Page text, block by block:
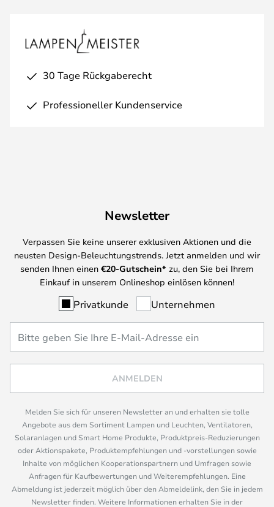
30 Tage Rückgaberecht
Professioneller Kundenservice
Newsletter
Verpassen Sie keine unserer exklusiven Aktionen und die
neusten Design-Beleuchtungstrends. Jetzt anmelden und wir
senden Ihnen einen €20-Gutschein* zu, den Sie bei Ihrem
Einkauf in unserem Onlineshop einlösen können!
Privatkunde Unternehmen
ANMELDEN
Melden Sie sich für unseren Newsletter an und erhalten sie tolle
Angebote aus dem Sortiment Lampen und Leuchten, Ventilatoren,
Solaranlagen und Smart Home Produkte, Produktpreis-Reduzierungen
oder Aktionspakete, Produktempfehlungen und -vorstellungen sowie
Inhalte von möglichen Kooperationspartnern und Umfragen sowie
Anfragen für Kaufbewertungen und Weiterempfehlungen. Eine
Abmeldung ist jederzeit möglich über den Abmeldelink, den Sie in jedem
Newsletter finden. Weitere Informationen erhalten Sie in der